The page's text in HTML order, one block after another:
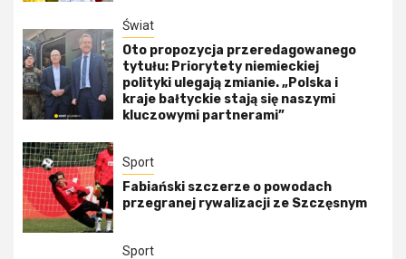
Świat
Oto propozycja przeredagowanego
tytułu: Priorytety niemieckiej
polityki ulegają zmianie. „Polska i
kraje bałtyckie stają się naszymi
kluczowymi partnerami”
Sport
Fabiański szczerze o powodach
przegranej rywalizacji ze Szczęsnym
Sport